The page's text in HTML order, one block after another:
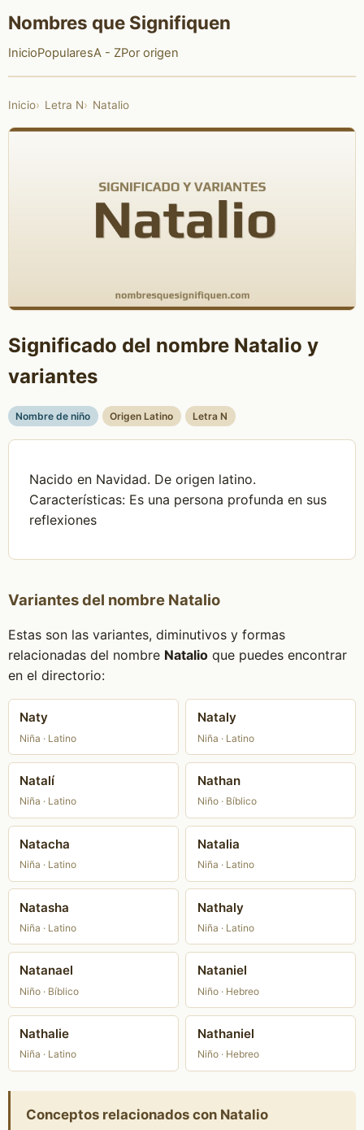
Nombres que Signifiquen
InicioPopularesA - ZPor origen
Inicio Letra N Natalio
Significado del nombre Natalio y
variantes
Nombre de niño Origen Latino Letra N
Nacido en Navidad. De origen latino.
Características: Es una persona profunda en sus
reflexiones
Variantes del nombre Natalio
Estas son las variantes, diminutivos y formas
relacionadas del nombre Natalioque puedes encontrar
en el directorio:
Naty
Niña · Latino
Nataly
Niña · Latino
Natalí
Niña · Latino
Nathan
Niño · Bíblico
Natacha
Niña · Latino
Natalia
Niña · Latino
Natasha
Niña · Latino
Nathaly
Niña · Latino
Natanael
Niño · Bíblico
Nataniel
Niño · Hebreo
Nathalie
Niña · Latino
Nathaniel
Niño · Hebreo
Conceptos relacionados con Natalio